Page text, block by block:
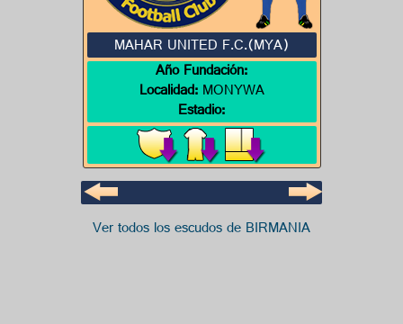
MAHAR UNITED F.C.(MYA)
Año Fundación:
Localidad:MONYWA
Estadio:
Ver todos los escudos de BIRMANIA